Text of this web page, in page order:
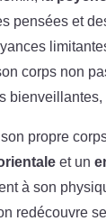
pensées et
corps non
propre
et un
à son
redécouvre